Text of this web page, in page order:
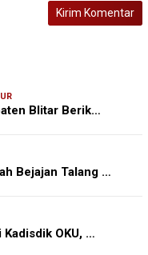
Blitar Berik…
Bejajan Talang …
Kadisdik OKU, …